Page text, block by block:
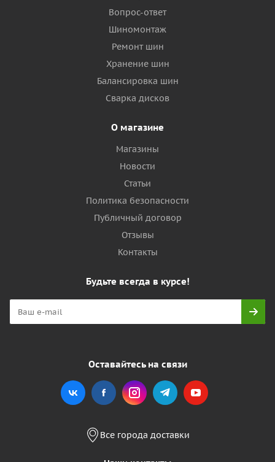
Вопрос-ответ
Шиномонтаж
Ремонт шин
Хранение шин
Балансировка шин
Сварка дисков
О магазине
Магазины
Новости
Статьи
Политика безопасности
Публичный договор
Отзывы
Контакты
Будьте всегда в курсе!
Оставайтесь на связи
Все города доставки